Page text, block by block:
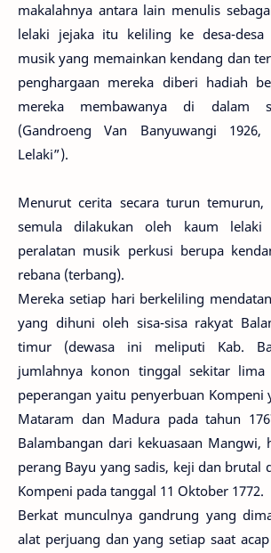
makalahnya antara lain menulis
lelaki jejaka itu keliling ke desa-desa
musik yang memainkan kendang dan
penghargaan mereka diberi hadiah
mereka membawanya di dalam
(Gandroeng Van Banyuwangi 1926,
Lelaki”).
Menurut cerita secara turun temurun,
semula dilakukan oleh kaum lelaki
peralatan musik perkusi berupa
rebana (terbang).
Mereka setiap hari berkeliling
yang dihuni oleh sisa-sisa rakyat
timur (dewasa ini meliputi Kab.
jumlahnya konon tinggal sekitar
peperangan yaitu penyerbuan Kompeni
Mataram dan Madura pada tahun
Balambangan dari kekuasaan Mangwi,
perang Bayu yang sadis, keji dan brutal
Kompeni pada tanggal 11 Oktober 1772.
Berkat munculnya gandrung yang
alat perjuang dan yang setiap saat